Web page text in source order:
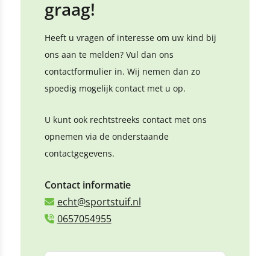
graag!
Heeft u vragen of interesse om uw kind bij
ons aan te melden? Vul dan ons
contactformulier in. Wij nemen dan zo
spoedig mogelijk contact met u op.
U kunt ook rechtstreeks contact met ons
opnemen via de onderstaande
contactgegevens.
Contact informatie
echt@sportstuif.nl
0657054955